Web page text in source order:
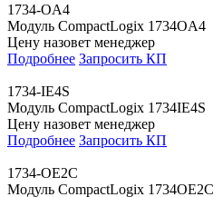
1734-OA4
Модуль CompactLogix 1734OA4
Цену назовет менеджер
Подробнее Запросить КП
1734-IE4S
Модуль CompactLogix 1734IE4S
Цену назовет менеджер
Подробнее Запросить КП
1734-OE2C
Модуль CompactLogix 1734OE2C